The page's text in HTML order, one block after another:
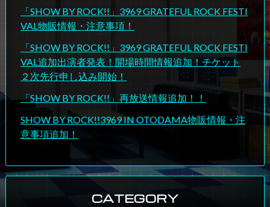
「SHOW BY ROCK!!」3969 GRATEFUL ROCK FESTI
VAL物販情報・注意事項！
「SHOW BY ROCK!!」3969 GRATEFUL ROCK FESTI
VAL追加出演者発表！開場時間情報追加！チケット
２次先行申し込み開始！
「SHOW BY ROCK!!」再放送情報追加！！
SHOW BY ROCK!!3969 IN OTODAMA物販情報・注
意事項追加！
CATEGORY